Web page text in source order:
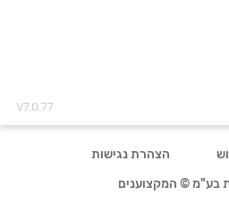
V7.0.77
הצהרת נגישות
בע"מ © המקצוענים